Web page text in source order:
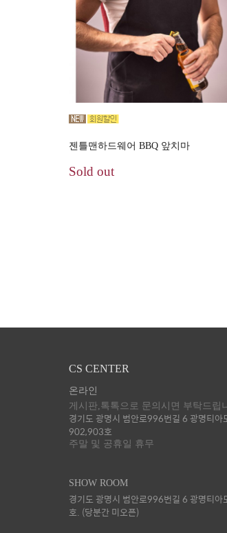
젠틀맨하드웨어 BBQ 앞치마
Sold out
CS CENTER
온라인
게시판,톡톡으로 문의시면 부탁드립
경기도 광명시 범안로996번길 6 광명티아
902,903호
주말 및 공휴일 휴무
SHOW ROOM
경기도 광명시 범안로996번길 6 광명티
호. (당분간 미오픈)